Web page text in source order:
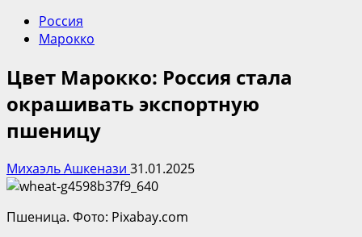
Россия
Марокко
Цвет Марокко: Россия стала
окрашивать экспортную
пшеницу
Михаэль Ашкенази 31.01.2025
Пшеница. Фото: Pixabay.com